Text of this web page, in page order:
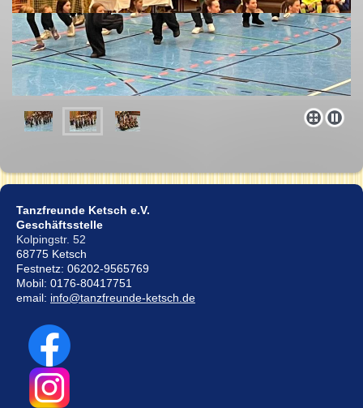
Tanzfreunde Ketsch e.V.
Geschäftsstelle
Kolpingstr. 52
68775 Ketsch
Festnetz: 06202-9565769
Mobil: 0176-80417751
email: info@tanzfreunde-ketsch.de